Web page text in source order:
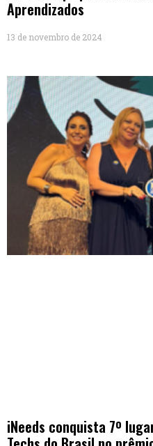
Aprendizados
13 de novembro de 2024
iNeeds conquista 7º